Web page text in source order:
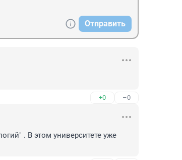
Отправить
+0 –0
. В этом университете уже